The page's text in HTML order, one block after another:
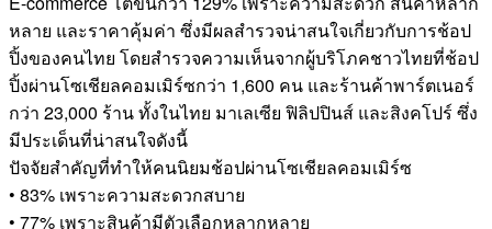
หลาย และราคาคุ้มค่า ซึ่งมีผลสำรวจน่าสนใจเกี่ยวกับการช้อป
ปิ้งของคนไทย โดยสำรวจความเห็นจากผู้บริโภคชาวไทยที่ช้อป
ปิ้งผ่านโซเชียลคอมเมิร์ซกว่า 1,600 คน และร้านค้าพาร์ตเนอร์
กว่า 23,000 ร้าน ทั้งในไทย มาเลเซีย ฟิลิปปินส์ และสิงคโปร์ ซึ่ง
มีประเด็นที่น่าสนใจดังนี้
ปัจจัยสำคัญที่ทำให้คนนิยมช้อปผ่านโซเชียลคอมเมิร์ซ
• 83% เพราะความสะดวกสบาย
• 77% เพราะสินค้ามีตัวเลือกหลากหลาย